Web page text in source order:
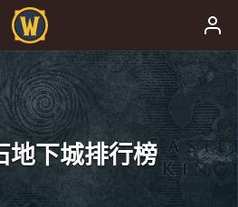
地下城排行榜